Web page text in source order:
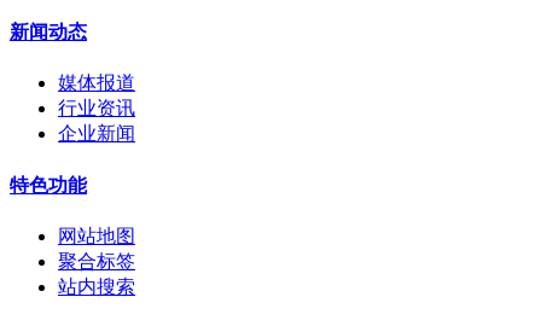
新闻动态
媒体报道
行业资讯
企业新闻
特色功能
网站地图
聚合标签
站内搜索